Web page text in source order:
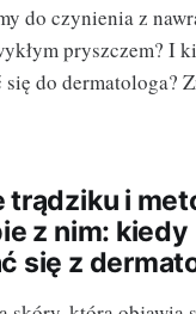
do czynienia z
pryszczem? I
do dermatologa?
trądziku i
z nim: kiedy
się z